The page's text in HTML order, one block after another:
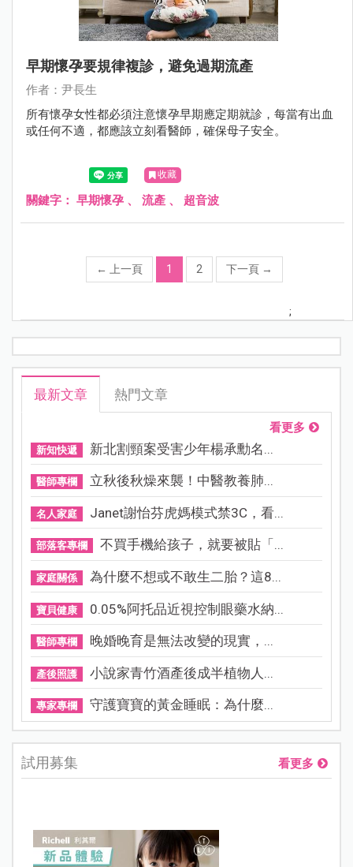
早期懷孕要規律複診，避免過期流產
作者：尹長生
所有懷孕女性都必須注意懷孕早期應定期就診，每當有出血
或任何不適，都應該立刻看醫師，確保母子安全。
收藏
關鍵字： 早期懷孕 、 流產 、 超音波
← 上一頁 1 2 下一頁 →
;
最新文章 熱門文章
看更多
新知快遞 新北割頸案受害少年楊承勳名...
醫師專欄 立秋後秋燥來襲！中醫教養肺...
名人家庭 Janet謝怡芬虎媽模式禁3C，看...
部落客專欄 不買手機給孩子，就要被貼「...
家庭關係 為什麼不想或不敢生二胎？這8...
寶貝健康 0.05%阿托品近視控制眼藥水納...
醫師專欄 晚婚晚育是無法改變的現實，...
產後照護 小說家青竹酒產後成半植物人...
專家專欄 守護寶寶的黃金睡眠：為什麼...
試用募集 看更多